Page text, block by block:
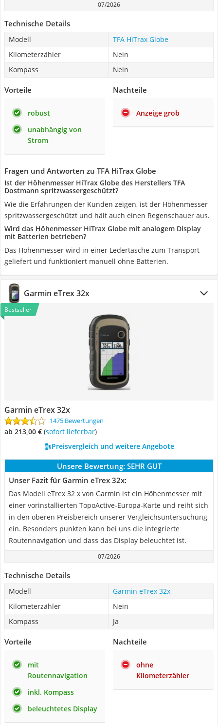
07/2026
Technische Details
Modell
TFA HiTrax Globe
Kilometerzähler
Nein
Kompass
Nein
Vorteile
robust
unabhängig von
Strom
Nachteile
Anzeige grob
Fragen und Antworten zu TFA HiTrax Globe
Ist der Höhenmesser HiTrax Globe des Herstellers TFA
Dostmann spritzwassergeschützt?
Wie die Erfahrungen der Kunden zeigen, ist der Höhenmesser
spritzwassergeschützt und hält auch einen Regenschauer aus.
Wird das Höhenmesser HiTrax Globe mit analogem Display
mit Batterien betrieben?
Das Höhenmesser wird in einer Ledertasche zum Transport
geliefert und funktioniert manuell ohne Batterien.
Garmin eTrex 32x
Bestseller
Garmin eTrex 32x
1475 Bewertungen
ab 213,00 € ( Sofort lieferbar)
Preisvergleich und weitere Angebote
Unsere Bewertung: SEHR GUT
Unser Fazit für Garmin eTrex 32x:
Das Modell eTrex 32 x von Garmin ist ein Höhenmesser mit
einer vorinstallierten TopoActive-Europa-Karte und reiht sich
in den oberen Preisbereich unserer Vergleichsuntersuchung
ein. Besonders punkten kann bei uns die integrierte
Routennavigation und dass das Display beleuchtet ist.
07/2026
Technische Details
Modell
Garmin eTrex 32x
Kilometerzähler
Nein
Kompass
Ja
Vorteile
mit
Routennavigation
inkl. Kompass
beleuchtetes Display
Nachteile
ohne
Kilometerzähler